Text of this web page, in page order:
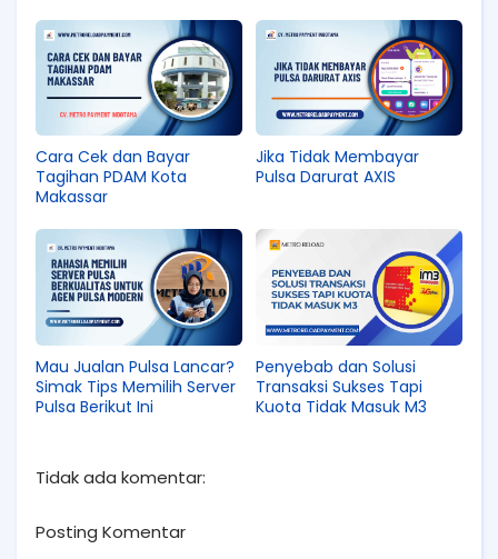
Cara Cek dan Bayar
Tagihan PDAM Kota
Makassar
Jika Tidak Membayar
Pulsa Darurat AXIS
Mau Jualan Pulsa Lancar?
Simak Tips Memilih Server
Pulsa Berikut Ini
Penyebab dan Solusi
Transaksi Sukses Tapi
Kuota Tidak Masuk M3
Tidak ada komentar:
Posting Komentar